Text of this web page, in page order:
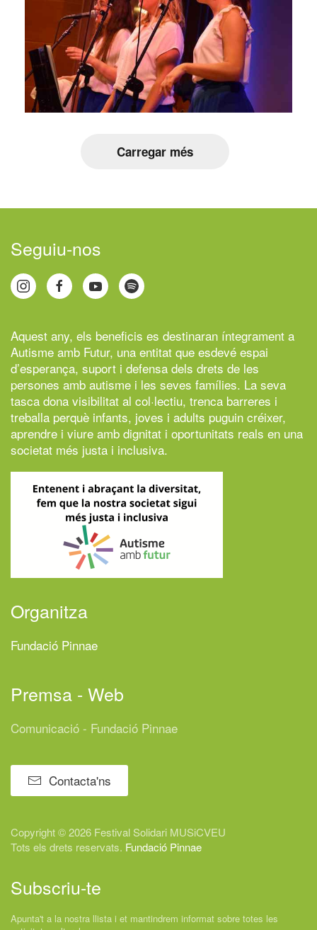
Carregar més
Seguiu-nos
Aquest any, els beneficis es destinaran íntegrament a
Autisme amb Futur, una entitat que esdevé espai
d’esperança, suport i defensa dels drets de les
persones amb autisme i les seves famílies. La seva
tasca dona visibilitat al col·lectiu, trenca barreres i
treballa perquè infants, joves i adults puguin créixer,
aprendre i viure amb dignitat i oportunitats reals en una
societat més justa i inclusiva.
Organitza
Fundació Pinnae
Premsa - Web
Comunicació - Fundació Pinnae
Contacta'ns
Copyright © 2026 Festival Solidari MUSiCVEU
Tots els drets reservats. Fundació Pinnae
Subscriu-te
Apunta't a la nostra llista i et mantindrem informat sobre totes les